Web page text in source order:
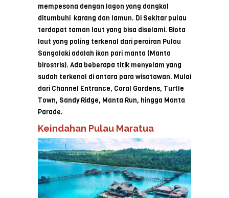
mempesona dengan lagon yang dangkal
ditumbuhi karang dan lamun. Di Sekitar pulau
terdapat taman laut yang bisa diselami. Biota
laut yang paling terkenal dari perairan Pulau
Sangalaki adalah ikan pari manta (Manta
birostris). Ada beberapa titik menyelam yang
sudah terkenal di antara para wisatawan. Mulai
dari Channel Entrance, Coral Gardens, Turtle
Town, Sandy Ridge, Manta Run, hingga Manta
Parade.
Keindahan Pulau Maratua